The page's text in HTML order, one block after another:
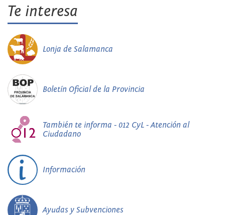
Te interesa
Lonja de Salamanca
Boletín Oficial de la Provincia
También te informa - 012 CyL - Atención al
Ciudadano
Información
Ayudas y Subvenciones